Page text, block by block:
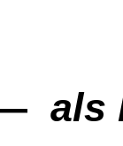
als